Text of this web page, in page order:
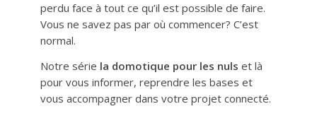
perdu face à tout ce qu’il est possible de faire.
Vous ne savez pas par où commencer? C’est
normal.
Notre série la domotique pour les nuls et là
pour vous informer, reprendre les bases et
vous accompagner dans votre projet connecté.